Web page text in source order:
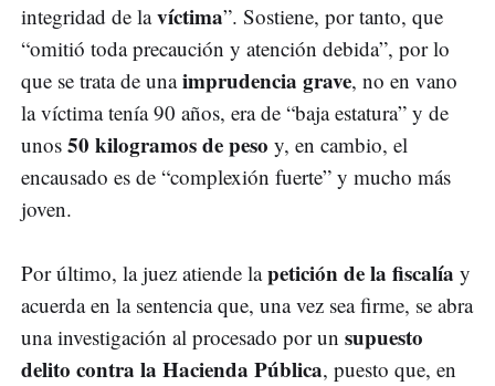
integridad de lavíctima”. Sostiene, por tanto, que
“omitió toda precaución y atención debida”, por lo
que se trata de unaimprudencia grave, no en vano
la víctima tenía 90 años, era de “baja estatura” y de
unos 50 kilogramos de peso y, en cambio, el
encausado es de “complexión fuerte” y mucho más
joven.
Por último, la juez atiende lapetición de la fiscalía y
acuerda en la sentencia que, una vez sea firme, se abra
una investigación al procesado por un supuesto
delito contra la Hacienda Pública, puesto que, en